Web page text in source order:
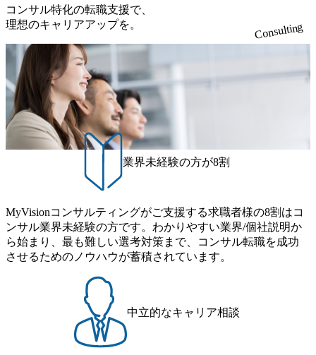
広いプロジェクトに従事 - 鈴木健仁氏：新卒でベイカレン
トに入社し最年少ディレクターを経てXspearに参画 - 梶田
威人氏：BCG出身。金融業界における戦略策定、DX戦略立
案、人事組織テーマに強みを持ち、メディア・エンタメ業
界においてはDX戦略立案、NFT等の新規事業立案を得意と
する。 - 藏満 一馬氏：アクセンチュア出身。金融業界を中
心に、DX戦略策定、新規事業立案、組織変革、規制対応等
の幅広いプロジェクトを主導する。 - 天野 善仁氏：19卒Pw
C出身。Xspear最年少シニアマネージャー 社員インタビュー
ページ (https://www.xspear.co.jp/career/interviews/) 戦略だけの
コンサルは終わり──コンサル業界の風雲児に聞く。“これ
から”のコンサルの在り方 (https://www.businessinsider.jp/articl
e/20250205-simplex-xspear/) Xspear Consultingがえるぼし認定
を取得 (https://www.agara.co.jp/article/382811) シンプレクスと
Xspear Consultingが、東京都港区の行政手続き100%デジタル
化を支援 (https://www.afpbb.com/articles/-/3520247) 【未経験
者】 ・年収UPでのオファー ・ワンプールで様々なインダ
流工程、先端技術を学べる環境 【コンサルファーム経験
者】 ・専門領域に軸足を置きながら、他領域にもチャレン
ジできる環境 ・タイトルアップでのオファー ・現職ファー
ムより高いオファー年収 ・実力主義でプロモーションでき
る（ダブルスキップもあり） ・週に1度のアサインｍｔｇで
スタイム制度を実施しており、月単位の決められた労働時
間の範囲内で、出社・退社の時刻を社員の自己裁量に委
ね、ワークライフバランスを図りながら効率的に働くこと
ができる 【休日】 土日祝休みの完全週休2日制 2025年度の
年間休日は125日（GW8日、夏季9日、年末年始9日） 有給
休暇は年間24日（4月1日入社の場合）で、入社日に付与さ
れます。 年次有給休暇の残日数は、翌年度に繰り越すこと
ができます。 慶弔休暇は、事由により取得可能日数は異な
りますが、3～7日の連続休暇を取得できます。 リフレッシ
ュ休暇は、規程で定める勤続年数ごとに、連続5日のリフレ
ッシュ休暇を取得できます。 【育児や子の看護、介護など
の制度】 育児休暇： 対象：小学校1年修了時の3月31日まで
の子を育てるすべての従業員※期間：通算3年間 短時間勤
日2時間15分まで、始業・終業時刻の繰り上げ・繰り下げが
可能 子の看護休暇： 子1人につき5日まで取得でき、1時間
単位で取得することも可能 家族看護休暇： 5日まで取得で
き、1時間単位で取得することも可能 【独身寮、住宅手当制
度など】 独身寮：富山事業所の近くに、白風寮と青風寮の2
つの寮があり、以下の入居基準を満たす方が入居可能で
す。 ＜入居基準＞ ・満33歳までの独身者 ・自宅から勤務地
までの通勤総時間が2時間を超えること 住宅手当： 本社の
近くには独身寮や社宅等が無いため、条件を満たす方には
住宅手当を支給します。 また、独身寮は男性のみの入居と
コンサル特化の転職支援で、
理想のキャリアアップを。
Consulting
業界未経験の方が8割
MyVisionコンサルティングがご支援する求職者様の8割はコ
ンサル業界未経験の方です。わかりやすい業界/個社説明か
ら始まり、最も難しい選考対策まで、コンサル転職を成功
させるためのノウハウが蓄積されています。
中立的なキャリア相談